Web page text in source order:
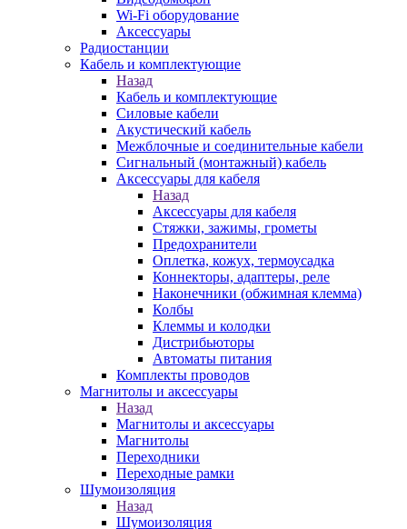
Wi-Fi оборудование
Аксессуары
Радиостанции
Кабель и комплектующие
Назад
Кабель и комплектующие
Силовые кабели
Акустический кабель
Межблочные и соединительные кабели
Сигнальный (монтажный) кабель
Аксессуары для кабеля
Назад
Аксессуары для кабеля
Стяжки, зажимы, грометы
Предохранители
Оплетка, кожух, термоусадка
Коннекторы, адаптеры, реле
Наконечники (обжимная клемма)
Колбы
Клеммы и колодки
Дистрибьюторы
Автоматы питания
Комплекты проводов
Магнитолы и аксессуары
Назад
Магнитолы и аксессуары
Магнитолы
Переходники
Переходные рамки
Шумоизоляция
Назад
Шумоизоляция